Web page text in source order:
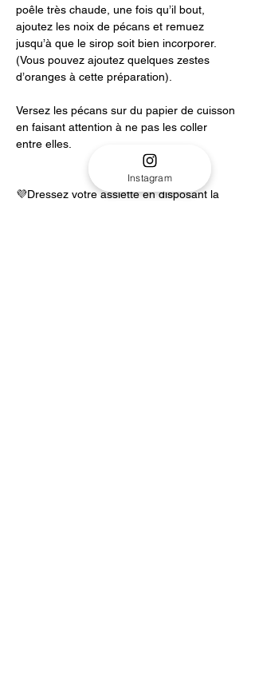
poêle très chaude, une fois qu’il bout,
ajoutez les noix de pécans et remuez
jusqu’à que le sirop soit bien incorporer.
(Vous pouvez ajoutez quelques zestes
d’oranges à cette préparation).
Versez les pécans sur du papier de cuisson
en faisant attention à ne pas les coller
entre elles.
💜Dressez votre assiette en disposant la
Instagram